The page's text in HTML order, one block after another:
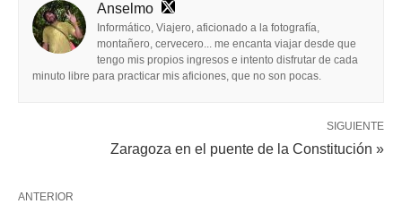
Anselmo
Informático, Viajero, aficionado a la fotografía,
montañero, cervecero... me encanta viajar desde que
tengo mis propios ingresos e intento disfrutar de cada
minuto libre para practicar mis aficiones, que no son pocas.
SIGUIENTE
Zaragoza en el puente de la Constitución »
ANTERIOR